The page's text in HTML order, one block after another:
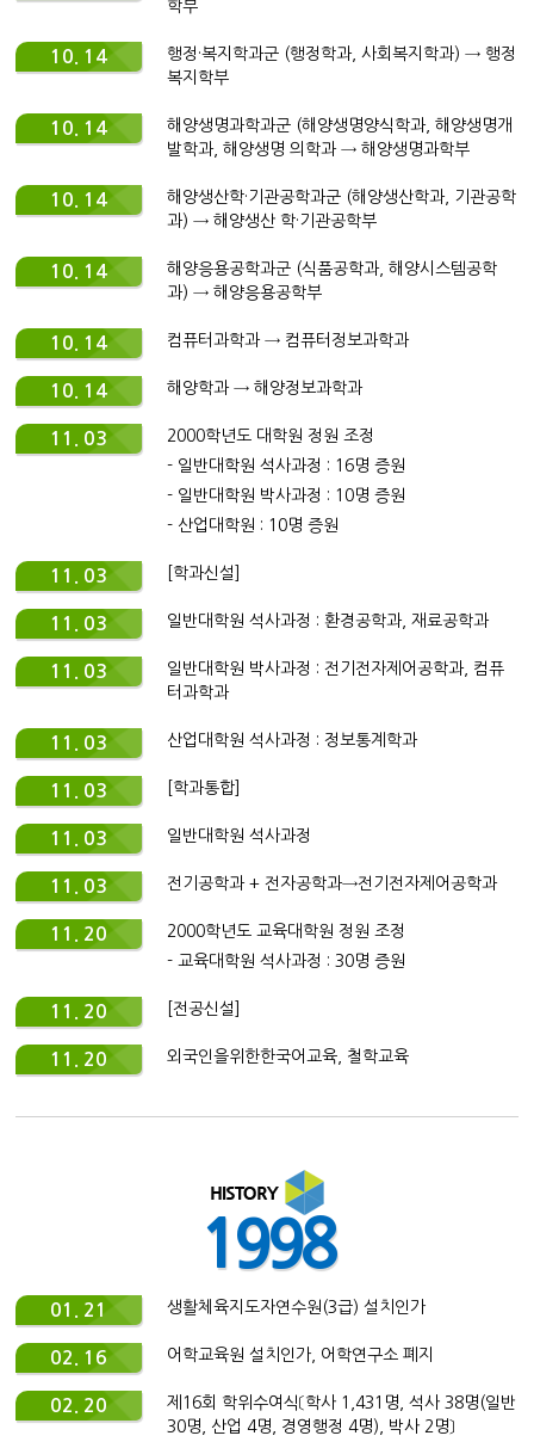
학부
10. 14
행정·복지학과군 (행정학과, 사회복지학과) → 행정
복지학부
10. 14
해양생명과학과군 (해양생명양식학과, 해양생명개
발학과, 해양생명 의학과 → 해양생명과학부
10. 14
해양생산학·기관공학과군 (해양생산학과, 기관공학
과) → 해양생산 학·기관공학부
10. 14
해양응용공학과군 (식품공학과, 해양시스템공학
과) → 해양응용공학부
10. 14 컴퓨터과학과 → 컴퓨터정보과학과
10. 14 해양학과 → 해양정보과학과
11. 03
2000학년도 대학원 정원 조정
- 일반대학원 석사과정 : 16명 증원
- 일반대학원 박사과정 : 10명 증원
- 산업대학원 : 10명 증원
11. 03 [학과신설]
11. 03 일반대학원 석사과정 : 환경공학과, 재료공학과
11. 03
일반대학원 박사과정 : 전기전자제어공학과, 컴퓨
터과학과
11. 03 산업대학원 석사과정 : 정보통계학과
11. 03 [학과통합]
11. 03 일반대학원 석사과정
11. 03 전기공학과 + 전자공학과→전기전자제어공학과
11. 20
2000학년도 교육대학원 정원 조정
- 교육대학원 석사과정 : 30명 증원
11. 20 [전공신설]
11. 20 외국인을위한한국어교육, 철학교육
1998
01. 21 생활체육지도자연수원(3급) 설치인가
02. 16 어학교육원 설치인가, 어학연구소 폐지
02. 20
제16회 학위수여식〔학사 1,431명, 석사 38명(일반
30명, 산업 4명, 경영행정 4명), 박사 2명〕